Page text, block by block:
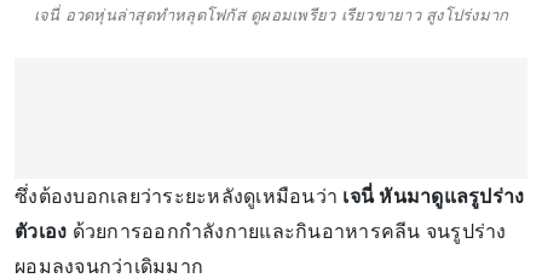
เจนี่ อวดหุ่นล่าสุดทำหลุดโฟกัส ดูผอมเพรียว เรียวขายาว สูงโปร่งมาก
ซึ่งต้องบอกเลยว่าระยะหลังดูเหมือนว่า เจนี่ หันมาดูแลรูปร่าง
ตัวเอง ด้วยการออกกำลังกายและกินอาหารคลีน จนรูปร่าง
ผอมลงจนกว่าเดิมมาก